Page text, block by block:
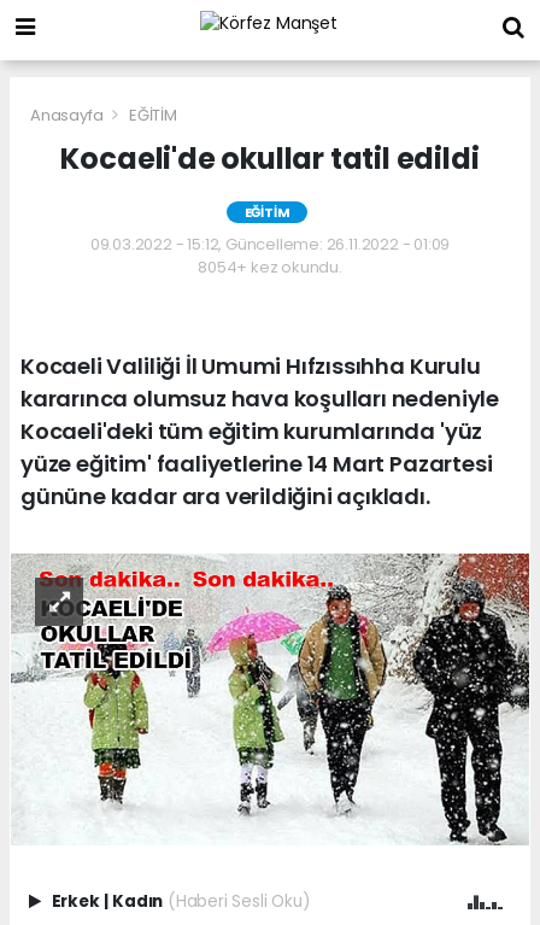
Anasayfa EĞİTİM
Kocaeli'de okullar tatil edildi
EĞİTİM
09.03.2022 - 15:12, Güncelleme: 26.11.2022 - 01:09
8054+ kez okundu.
Kocaeli Valiliği İl Umumi Hıfzıssıhha Kurulu
kararınca olumsuz hava koşulları nedeniyle
Kocaeli'deki tüm eğitim kurumlarında 'yüz
yüze eğitim' faaliyetlerine 14 Mart Pazartesi
gününe kadar ara verildiğini açıkladı.
Erkek | Kadın (Haberi Sesli Oku)